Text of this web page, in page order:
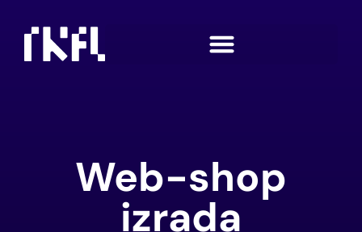
Web-shop
izrada